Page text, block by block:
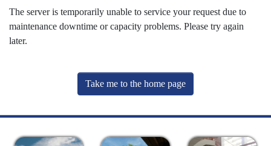
The server is temporarily unable to service your request due to
maintenance downtime or capacity problems. Please try again
later.
Take me to the home page